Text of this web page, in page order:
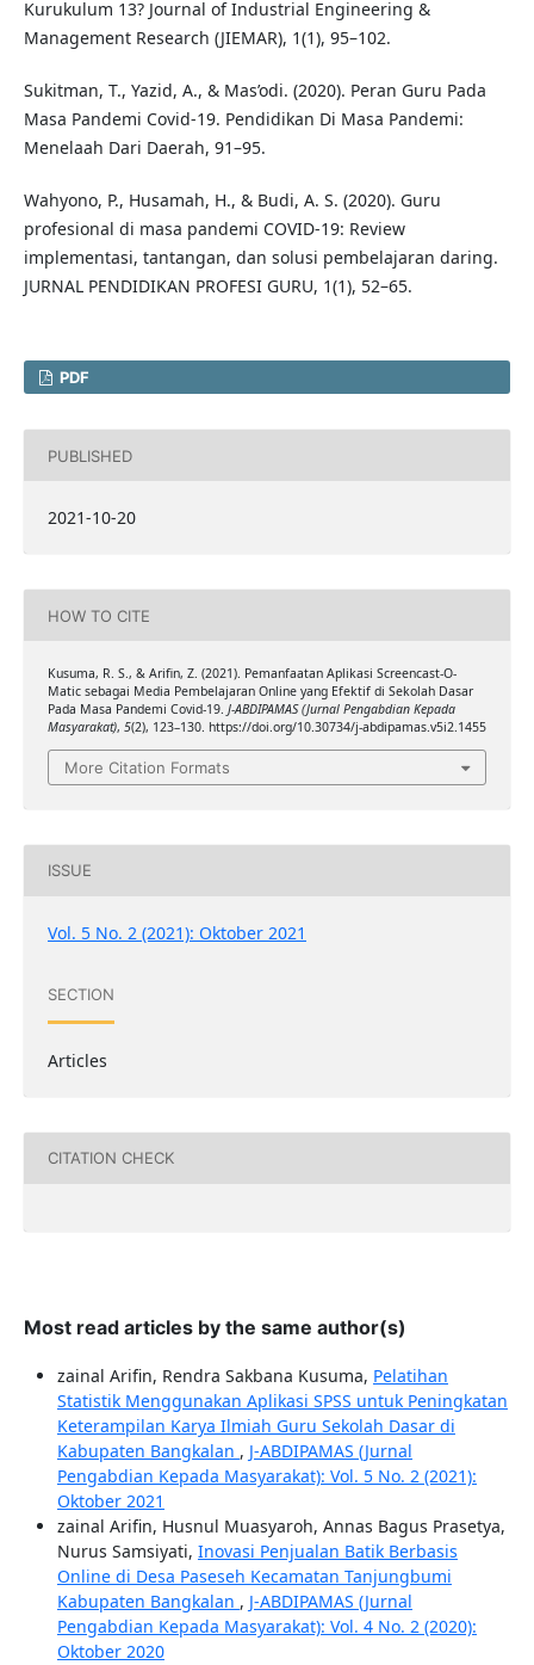
Kurukulum 13? Journal of Industrial Engineering &
Management Research (JIEMAR), 1(1), 95–102.
Sukitman, T., Yazid, A., & Mas’odi. (2020). Peran Guru Pada
Masa Pandemi Covid-19. Pendidikan Di Masa Pandemi:
Menelaah Dari Daerah, 91–95.
Wahyono, P., Husamah, H., & Budi, A. S. (2020). Guru
profesional di masa pandemi COVID-19: Review
implementasi, tantangan, dan solusi pembelajaran daring.
JURNAL PENDIDIKAN PROFESI GURU, 1(1), 52–65.
PDF
PUBLISHED
2021-10-20
HOW TO CITE
Kusuma, R. S., & Arifin, Z. (2021). Pemanfaatan Aplikasi Screencast-O-
Matic sebagai Media Pembelajaran Online yang Efektif di Sekolah Dasar
Pada Masa Pandemi Covid-19. J-ABDIPAMAS (Jurnal Pengabdian Kepada
Masyarakat), 5(2), 123–130. https://doi.org/10.30734/j-abdipamas.v5i2.1455
More Citation Formats
ISSUE
Vol. 5 No. 2 (2021): Oktober 2021
SECTION
Articles
CITATION CHECK
Most read articles by the same author(s)
zainal Arifin, Rendra Sakbana Kusuma, Pelatihan
Statistik Menggunakan Aplikasi SPSS untuk Peningkatan
Keterampilan Karya Ilmiah Guru Sekolah Dasar di
Kabupaten Bangkalan , J-ABDIPAMAS (Jurnal
Pengabdian Kepada Masyarakat): Vol. 5 No. 2 (2021):
Oktober 2021
zainal Arifin, Husnul Muasyaroh, Annas Bagus Prasetya,
Nurus Samsiyati, Inovasi Penjualan Batik Berbasis
Online di Desa Paseseh Kecamatan Tanjungbumi
Kabupaten Bangkalan , J-ABDIPAMAS (Jurnal
Pengabdian Kepada Masyarakat): Vol. 4 No. 2 (2020):
Oktober 2020